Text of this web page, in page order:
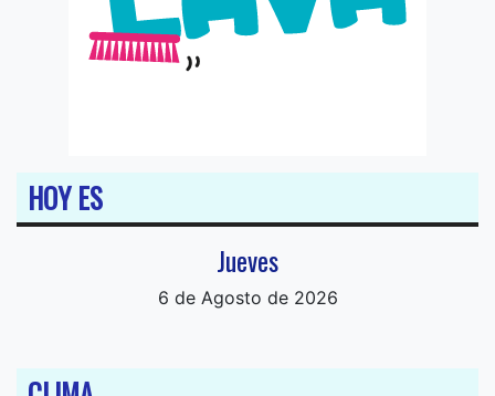
HOY ES
Jueves
6 de Agosto de 2026